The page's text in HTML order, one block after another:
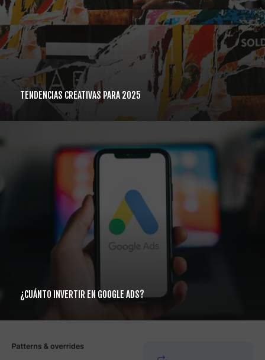
TENDENCIAS CREATIVAS PARA 2025
¿CUÁNTO INVERTIR EN GOOGLE ADS?